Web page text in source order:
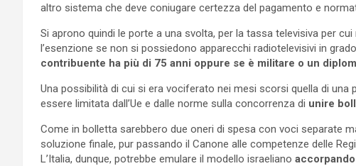
altro sistema che deve coniugare certezza del pagamento e
Si aprono quindi le porte a una svolta, per la tassa televisiva per
l’esenzione se non si possiedono apparecchi radiotelevisivi in
contribuente ha più di 75 anni oppure se è militare o un
Una possibilità di cui si era vociferato nei mesi scorsi quella di
essere limitata dall’Ue e dalle norme sulla concorrenza di unire
Come in bolletta sarebbero due oneri di spesa con voci separate
soluzione finale, pur passando il Canone alle competenze delle
L’Italia, dunque, potrebbe emulare il modello israeliano